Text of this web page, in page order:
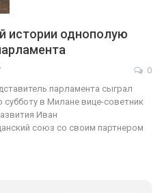
истории однополую
0
парламента сыграл
в Милане вице-советник
Иван
союз со своим партнером